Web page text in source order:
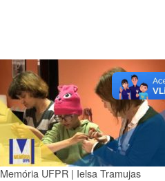
Memória UFPR | Ielsa Tramujas